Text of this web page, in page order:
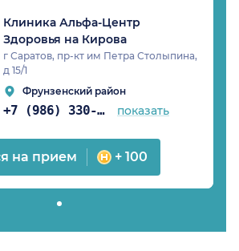
Клиника Альфа-Центр
Здоровья на Кирова
г Саратов, пр-кт им Петра Столыпина,
д 15/1
Фрунзенский район
+7 (986) 330-18-97 показать
на прием + 100